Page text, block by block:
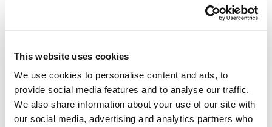
This website uses cookies
We use cookies to personalise content and ads, to
provide social media features and to analyse our traffic.
We also share information about your use of our site with
our social media, advertising and analytics partners who
Después, ingresa a un bucle en el que no para de invocar su función
C&C principal con un intervalo de 1000ms. El bucle principal se